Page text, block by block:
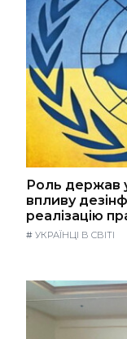
Роль держав
впливу
реалізацію
# УКРАЇНЦІ В СВІТІ